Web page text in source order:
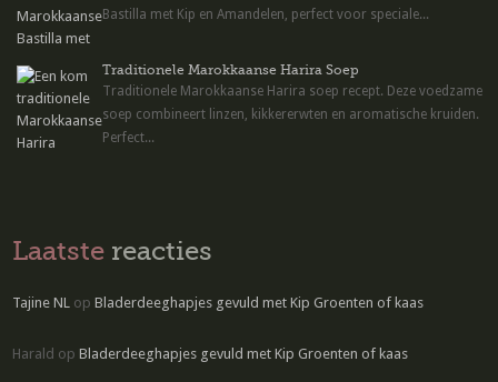
Bastilla met Kip en Amandelen, perfect voor speciale...
Traditionele Marokkaanse Harira Soep
Traditionele Marokkaanse Harira soep recept. Deze voedzame
soep combineert linzen, kikkererwten en aromatische kruiden.
Perfect...
Laatste reacties
Tajine NL opBladerdeeghapjes gevuld met Kip Groenten of kaas
Harald opBladerdeeghapjes gevuld met Kip Groenten of kaas